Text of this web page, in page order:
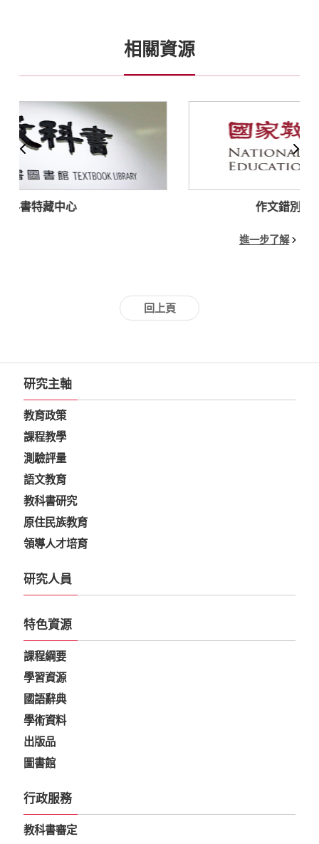
相關資源
心 作文錯別字自動批改系
進一步了解
回上頁
研究主軸
教育政策
課程教學
測驗評量
語文教育
教科書研究
原住民族教育
領導人才培育
研究人員
特色資源
課程綱要
學習資源
國語辭典
學術資料
出版品
圖書館
行政服務
教科書審定